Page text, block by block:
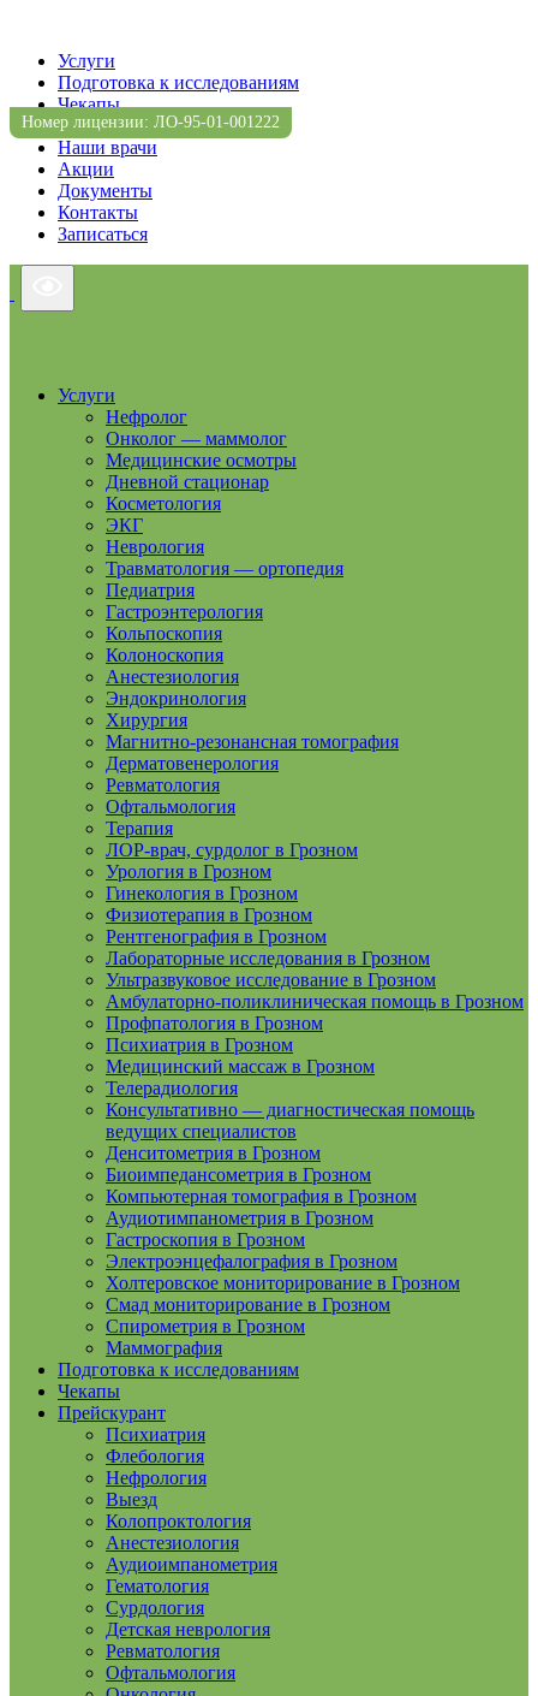
Услуги
Подготовка к исследованиям
Чекапы
Прейскурант
Наши врачи
Акции
Документы
Контакты
Записаться
Номер лицензии: ЛО-95-01-001222
Услуги
Нефролог
Онколог — маммолог
Медицинские осмотры
Дневной стационар
Косметология
ЭКГ
Неврология
Травматология — ортопедия
Педиатрия
Гастроэнтерология
Кольпоскопия
Колоноскопия
Анестезиология
Эндокринология
Хирургия
Магнитно-резонансная томография
Дерматовенерология
Ревматология
Офтальмология
Терапия
ЛОР-врач, сурдолог в Грозном
Урология в Грозном
Гинекология в Грозном
Физиотерапия в Грозном
Рентгенография в Грозном
Лабораторные исследования в Грозном
Ультразвуковое исследование в Грозном
Амбулаторно-поликлиническая помощь в Грозном
Профпатология в Грозном
Психиатрия в Грозном
Медицинский массаж в Грозном
Телерадиология
Консультативно — диагностическая помощь
ведущих специалистов
Денситометрия в Грозном
Биоимпедансометрия в Грозном
Компьютерная томография в Грозном
Аудиотимпанометрия в Грозном
Гастроскопия в Грозном
Электроэнцефалография в Грозном
Холтеровское мониторирование в Грозном
Смад мониторирование в Грозном
Спирометрия в Грозном
Маммография
Подготовка к исследованиям
Чекапы
Прейскурант
Психиатрия
Флебология
Нефрология
Выезд
Колопроктология
Анестезиология
Аудиоимпанометрия
Гематология
Сурдология
Детская неврология
Ревматология
Офтальмология